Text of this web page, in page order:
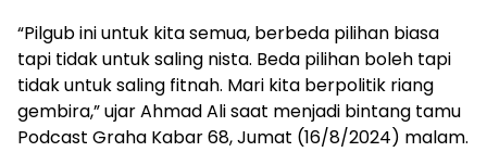
“Pilgub ini untuk kita semua, berbeda pilihan biasa
tapi tidak untuk saling nista. Beda pilihan boleh tapi
tidak untuk saling fitnah. Mari kita berpolitik riang
gembira,” ujar Ahmad Ali saat menjadi bintang tamu
Podcast Graha Kabar 68, Jumat (16/8/2024) malam.